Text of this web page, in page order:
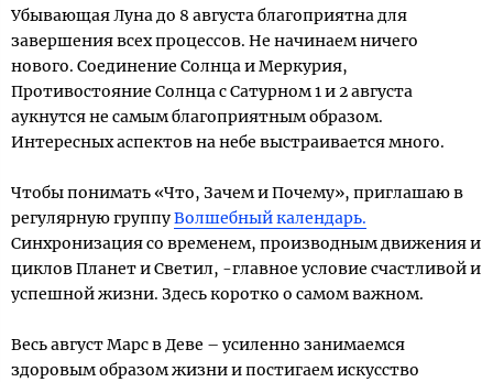
Убывающая Луна до 8 августа благоприятна для
завершения всех процессов. Не начинаем ничего
нового. Соединение Солнца и Меркурия,
Противостояние Солнца с Сатурном 1 и 2 августа
аукнутся не самым благоприятным образом.
Интересных аспектов на небе выстраивается много.
Чтобы понимать «Что, Зачем и Почему», приглашаю в
регулярную группуВолшебный календарь.
Синхронизация со временем, производным движения и
циклов Планет и Светил, -главное условие счастливой и
успешной жизни. Здесь коротко о самом важном.
Весь август Марс в Деве – усиленно занимаемся
здоровым образом жизни и постигаем искусство